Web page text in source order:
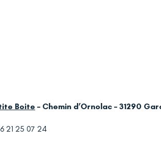
Boite – Chemin d’Ornolac – 31290
21 25 07 24